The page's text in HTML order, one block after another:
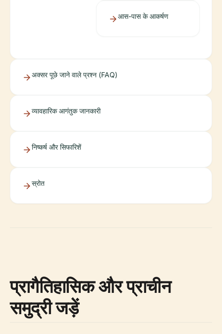
आस-पास के आकर्षण
अक्सर पूछे जाने वाले प्रश्न (FAQ)
व्यावहारिक आगंतुक जानकारी
निष्कर्ष और सिफारिशें
स्रोत
प्रागैतिहासिक और प्राचीन
समुद्री जड़ें